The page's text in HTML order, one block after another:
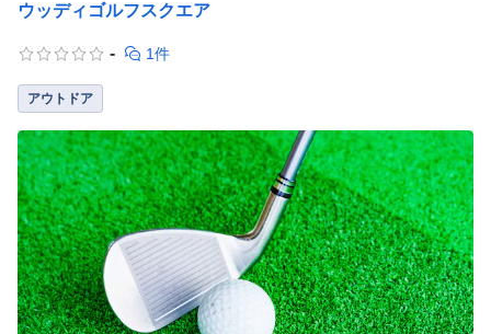
ウッディゴルフスクエア
- 1件
アウトドア